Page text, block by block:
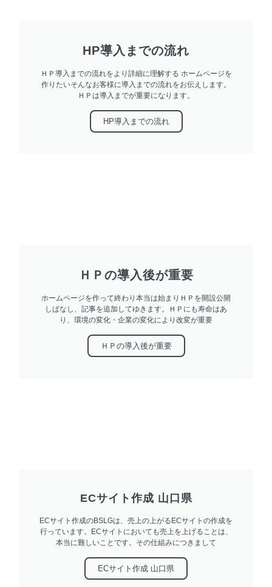
HP導入までの流れ
ＨＰ導入までの流れをより詳細に理解する ホームページを
作りたいそんなお客様に導入までの流れをお伝えします。
ＨＰは導入までが重要になります。
HP導入までの流れ
ＨＰの導入後が重要
ホームページを作って終わり本当は始まりＨＰを開設公開
しぱなし、記事を追加してゆきます。ＨＰにも寿命はあ
り、環境の変化・企業の変化により改変が重要
ＨＰの導入後が重要
ECサイト作成 山口県
ECサイト作成のBSLGは、売上の上がるECサイトの作成を
行っています。ECサイトにおいても売上を上げることは、
本当に難しいことです。その仕組みにつきまして
ECサイト作成 山口県